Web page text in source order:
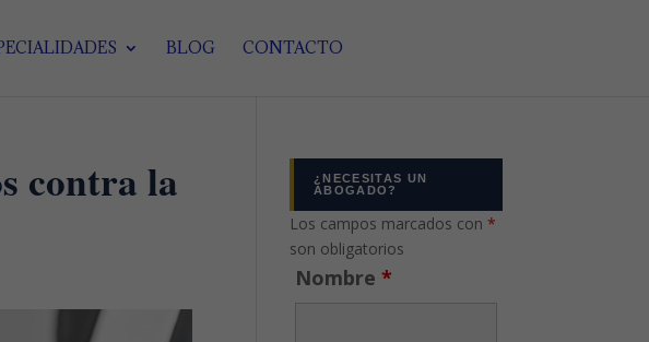
BLOG CONTACTO
contra la
¿NECESITAS UN
ABOGADO?
Los campos marcados con*
son obligatorios
Nombre*